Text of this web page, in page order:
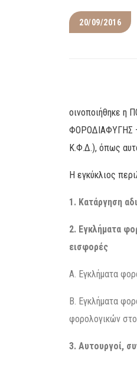
20/09/2016
οινοποιήθηκε η
ΦΟΡΟΔΙΑΦΥΓΗΣ
Κ.Φ.Δ.), όπως
Η εγκύκλιος
1. Κατάργηση
2. Εγκλήματα
εισφορές
Α. Εγκλήματα
Β. Εγκλήματα
φορολογικών
3. Αυτουργοί,